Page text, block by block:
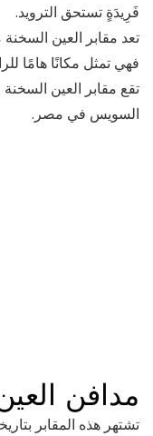
فَرِیدَةٍ تستحق التروید.
تعد مقابر العين السخنة
فهي تمثل مكانًا هامًا
تقع مقابر العين
السويس في مصر.
مدافن
تشتهر هذه المقابر